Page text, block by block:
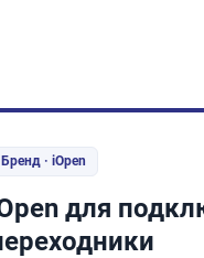
Бренд · iOpen
для